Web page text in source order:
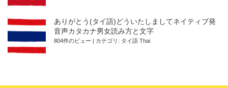
ありがとう(タイ語)どういたしましてネイティブ発
音声カタカナ男女読み方と文字
804件のビュー カテゴリ: タイ語 Thai